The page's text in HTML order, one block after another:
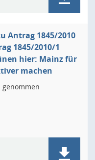
Antrag 1845/2010
1845/2010/1
hier: Mainz für
machen